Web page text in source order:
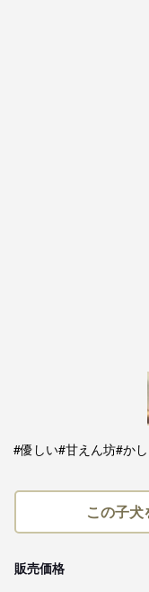
#優しい#甘えん坊#か
この子
販売価格